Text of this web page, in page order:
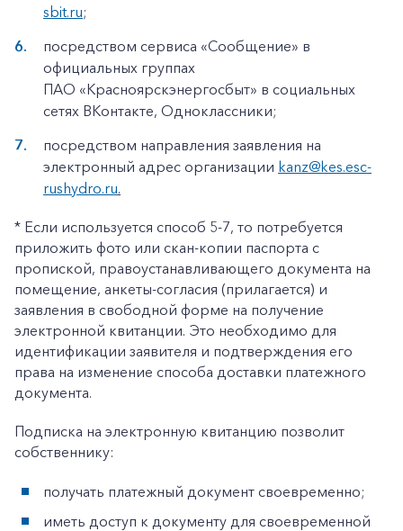
sbit.ru;
посредством сервиса «Сообщение» в
официальных группах
ПАО «Красноярскэнергосбыт» в социальных
сетях ВКонтакте, Одноклассники;
посредством направления заявления на
электронный адрес организации kanz@kes.esc-
rushydro.ru.
* Если используется способ 5-7, то потребуется
приложить фото или скан-копии паспорта с
пропиской, правоустанавливающего документа на
помещение, анкеты-согласия (прилагается) и
заявления в свободной форме на получение
электронной квитанции. Это необходимо для
идентификации заявителя и подтверждения его
права на изменение способа доставки платежного
документа.
Подписка на электронную квитанцию позволит
собственнику:
получать платежный документ своевременно;
иметь доступ к документу для своевременной